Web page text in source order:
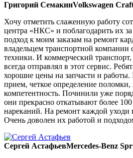
Григорий СемакинVolkswagen
Хочу отметить слаженную работу
центра «НКС» и поблагодарить их
подход к моим заказам на ремонт
владельцем транспортной компании
техники. И коммерческий
всегда отправлял в этот сервис.
хорошие цены на запчасти и
прием, четкое определение
компетентность. Починили уже
они прекрасно откатывают более
нареканий. На ремонт каждой уходи
Очень доволен их работой и
Сергей АстафьевMercedes-Benz